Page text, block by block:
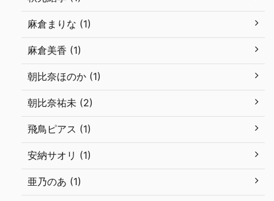
麻倉まりな (1)
麻倉美香 (1)
朝比奈ほのか (1)
朝比奈祐未 (2)
飛鳥ピアス (1)
安納サオリ (1)
亜乃のあ (1)